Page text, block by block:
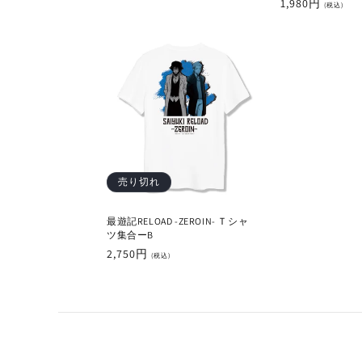
通
1,980円(税込)
売り切れ
最遊記RELOAD -ZEROIN- Ｔシャ
ツ集合ーB
通
2,750円 (税込)